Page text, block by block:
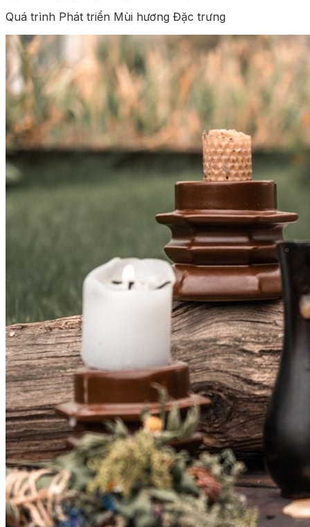
Quá trình Phát triển Mùi hương Đặc trưng